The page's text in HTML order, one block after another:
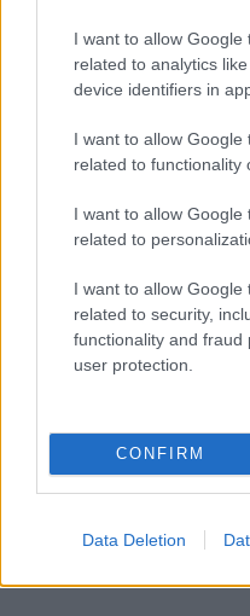
I want to allow Google
related to analytics
device identifiers in
I want to allow Google
related to functionality
I want to allow Google
related to
I want to allow Google
related to security,
functionality and
user protection.
CONFIRM
Data Deletion